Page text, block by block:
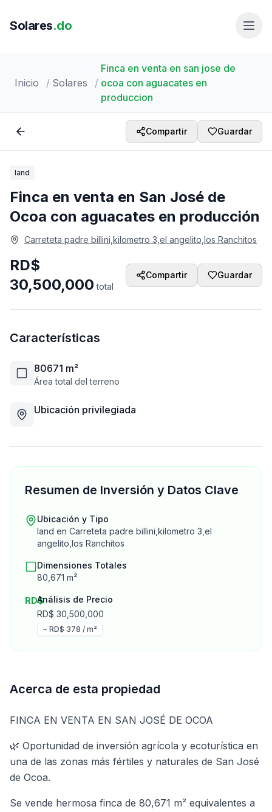
Solares.do
Inicio / Solares /
Finca en venta en san jose de
ocoa con aguacates en
produccion
Compartir Guardar
1 /7
land
Finca en venta en San José de
Ocoa con aguacates en producción
Carreteta padre billini,kilometro 3,el angelito,los Ranchitos
RD$
30,500,000 total
Compartir Guardar
Características
80671 m²
Área total del terreno
Ubicación privilegiada
Resumen de Inversión y Datos Clave
Ubicación y Tipo
land en Carreteta padre billini,kilometro 3,el
angelito,los Ranchitos
Dimensiones Totales
80,671 m²
RD$Análisis de Precio
RD$ 30,500,000
~ RD$ 378 / m²
Acerca de esta propiedad
FINCA EN VENTA EN SAN JOSÉ DE OCOA
🌿 Oportunidad de inversión agrícola y ecoturística en
una de las zonas más fértiles y naturales de San José
de Ocoa.
Se vende hermosa finca de 80,671 m² equivalentes a